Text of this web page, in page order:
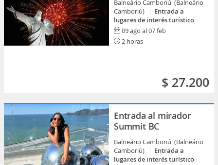
Balneário Camboriú (Balneário
Camboriú)
Entrada a
lugares de interés turístico
09 ago al 07 feb
2 horas
$ 27.200
Entrada al mirador
Summit BC
Balneário Camboriú (Balneário
Camboriú)
Entrada a
lugares de interés turístico